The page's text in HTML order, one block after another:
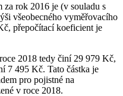
za rok 2016 je (v souladu s
všeobecného vyměřovacího
přepočítací koeficient je
2018 tedy činí 29 979 Kč,
7 495 Kč. Tato částka je
pro pojistné na
v roce 2018.